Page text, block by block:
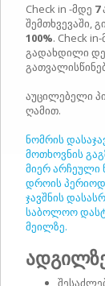
Check in -მდე 7
შემთხვევაში,
100%. Check
გადახდილი
აუცილებელი
ღამით.
ნომრის
მოთხოვნის
მიერ არჩეული
დროის
ჯავშნის
საბოლოო
მეილზე.